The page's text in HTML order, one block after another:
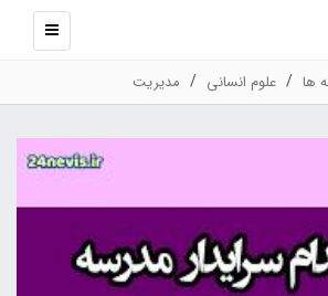
نمایش
ها علوم انسانی مدیریت